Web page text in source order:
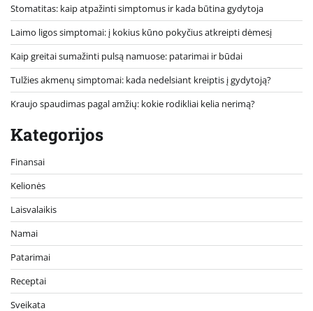
Stomatitas: kaip atpažinti simptomus ir kada būtina gydytoja
Laimo ligos simptomai: į kokius kūno pokyčius atkreipti dėmesį
Kaip greitai sumažinti pulsą namuose: patarimai ir būdai
Tulžies akmenų simptomai: kada nedelsiant kreiptis į gydytoją?
Kraujo spaudimas pagal amžių: kokie rodikliai kelia nerimą?
Kategorijos
Finansai
Kelionės
Laisvalaikis
Namai
Patarimai
Receptai
Sveikata